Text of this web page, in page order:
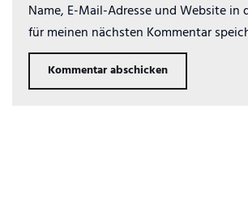
Name, E-Mail-Adresse und Website in
für meinen nächsten Kommentar